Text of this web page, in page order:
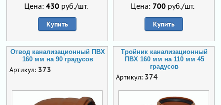
Цена: 430 руб./шт.
Купить
Цена: 700 руб./шт.
Купить
Отвод канализационный ПВХ
160 мм на 90 градусов
Артикул: 373
Тройник канализационный
ПВХ 160 мм на 110 мм 45
градусов
Артикул: 374